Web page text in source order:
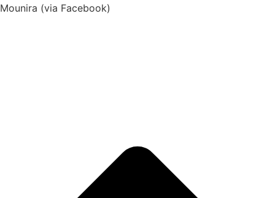
Mounira (via Facebook)